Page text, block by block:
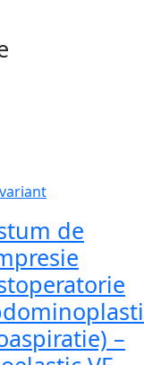
de
–